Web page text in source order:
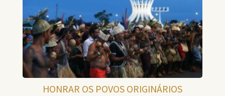
HONRAR OS POVOS ORIGINÁRIOS